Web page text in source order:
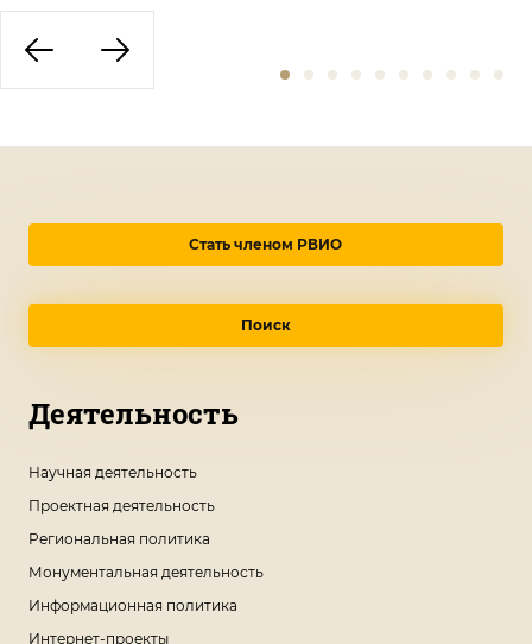
Стать членом РВИО
Поиск
Деятельность
Научная деятельность
Проектная деятельность
Региональная политика
Монументальная деятельность
Информационная политика
Интернет-проекты